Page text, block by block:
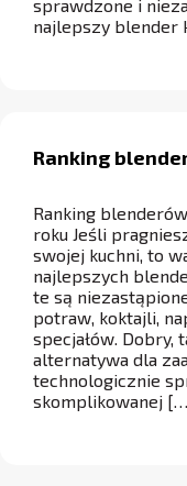
sprawdzone i
najlepszy blender
Ranking
Ranking
roku Jeśli
swojej kuchni, to
najlepszych
te są
potraw, koktajli,
specjałów. Dobry,
alternatywa dla
technologicznie
skomplikowanej